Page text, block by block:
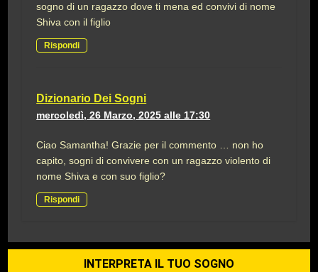
sogno di un ragazzo dove ti mena ed convivi di nome
Shiva con il figlio
Rispondi
Dizionario Dei Sogni
mercoledì, 26 Marzo, 2025 alle 17:30
Ciao Samantha! Grazie per il commento … non ho
capito, sogni di convivere con un ragazzo violento di
nome Shiva e con suo figlio?
Rispondi
INTERPRETA IL TUO SOGNO